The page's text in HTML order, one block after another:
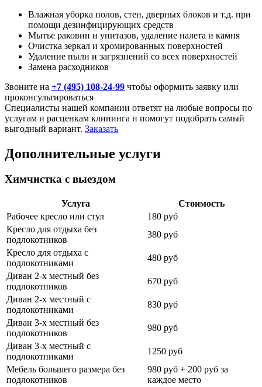
Влажная уборка полов, стен, дверных блоков и т.д. при
помощи дезинфицирующих средств
Мытье раковин и унитазов, удаление налета и камня
Очистка зеркал и хромированных поверхностей
Удаление пыли и загрязнений со всех поверхностей
Замена расходников
Звоните на +7 (495) 108-24-99 чтобы оформить заявку или
проконсультироваться
Специалисты нашей компании ответят на любые вопросы по
услугам и расценкам клининга и помогут подобрать самый
выгодный вариант. Заказать
Дополнительные услуги
Химчистка с выездом
Услуга
Стоимость
Рабочее кресло или стул
180 руб
Кресло для отдыха без
подлокотников
380 руб
Кресло для отдыха с
подлокотниками
480 руб
Диван 2-х местный без
подлокотников
670 руб
Диван 2-х местный с
подлокотниками
830 руб
Диван 3-х местный без
подлокотников
980 руб
Диван 3-х местный с
подлокотниками
1250 руб
Мебель большего размера без
подлокотников
980 руб + 200 руб за
каждое место